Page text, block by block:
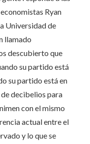
Ryan
Universidad de
llamado
descubierto que
su partido está
su partido está en
decibelios para
con el mismo
actual entre el
y lo que se